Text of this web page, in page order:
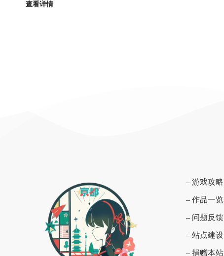
查看详情
– 游戏攻略
– 作品一览
– 问题反馈
– 站点建设
– 捐赠本站